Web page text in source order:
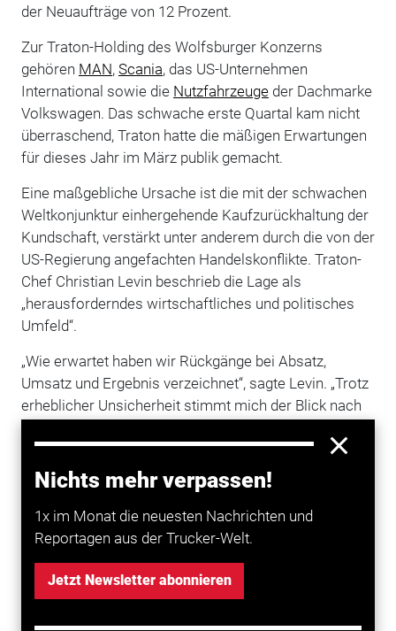
Nichts mehr verpassen!
1x im Monat die neuesten Nachrichten und
Reportagen aus der Trucker-Welt.
Jetzt Newsletter abonnieren
der Neuaufträge von 12 Prozent.
Zur Traton-Holding des Wolfsburger Konzerns
gehören MAN, Scania, das US-Unternehmen
International sowie die Nutzfahrzeugeder Dachmarke
Volkswagen. Das schwache erste Quartal kam nicht
überraschend, Traton hatte die mäßigen Erwartungen
für dieses Jahr im März publik gemacht.
Eine maßgebliche Ursache ist die mit der schwachen
Weltkonjunktur einhergehende Kaufzurückhaltung der
Kundschaft, verstärkt unter anderem durch die von der
US-Regierung angefachten Handelskonflikte. Traton-
Chef Christian Levin beschrieb die Lage als
„herausforderndes wirtschaftliches und politisches
Umfeld“.
„Wie erwartet haben wir Rückgänge bei Absatz,
Umsatz und Ergebnis verzeichnet“, sagte Levin. „Trotz
erheblicher Unsicherheit stimmt mich der Blick nach
Blick auf den höheren Auftragseingang. Bei MAN
Truck & Bus legten die Neuaufträge sogar um 50
Transport
VW-Lkw-Tochter Traton erwartet